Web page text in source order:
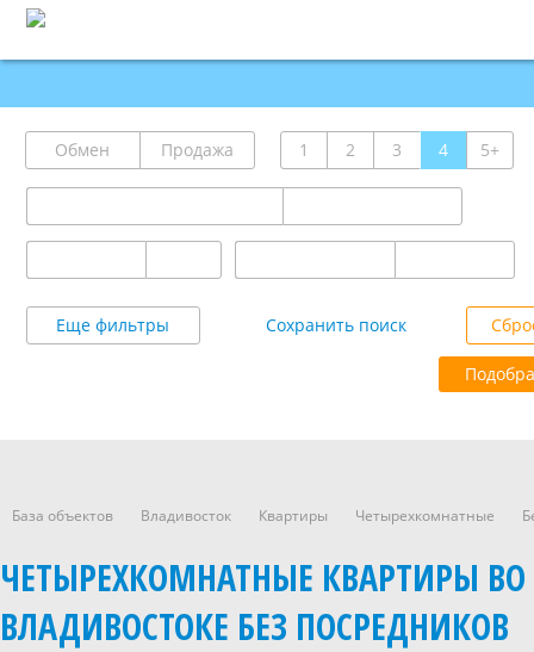
Обмен Продажа 1 2 3 4 5+
Еще фильтры Сохранить поиск
База объектов Владивосток Квартиры Четырехкомнатные
ЧЕТЫРЕХКОМНАТНЫЕ КВАРТИРЫ ВО
ВЛАДИВОСТОКЕ БЕЗ ПОСРЕДНИКОВ